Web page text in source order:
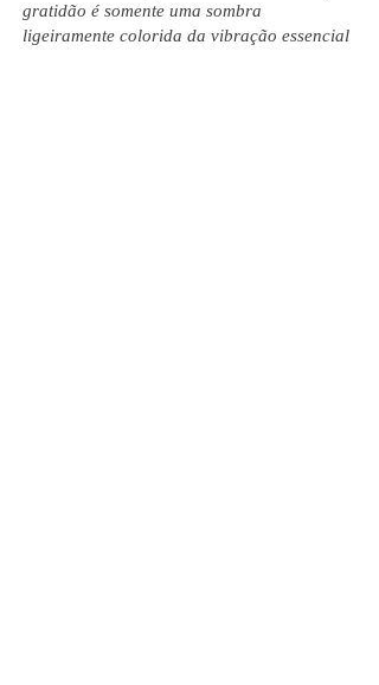
gratidão é somente uma sombra
ligeiramente colorida da vibração essencial